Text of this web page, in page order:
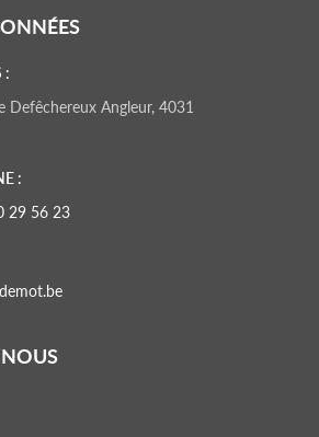
:
Defêchereux Angleur, 4031
:
29 56 23